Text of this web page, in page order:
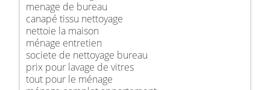
menage de bureau
canapé tissu nettoyage
nettoie la maison
ménage entretien
societe de nettoyage bureau
prix pour lavage de vitres
tout pour le ménage